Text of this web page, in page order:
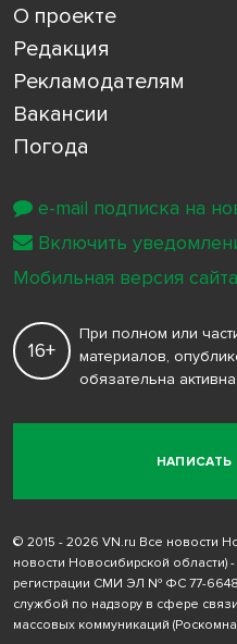
О проекте
Редакция
Рекламодателям
Вакансии
Погода
16+
При полном или
материалов,
обязательна
© 2015 - 2026 VN.ru Все новости
новости Новосибирской области)
регистрации СМИ ЭЛ № ФС 77-
службой по надзору в сфере
массовых коммуникаций
e-mail подписка на
Включить
Мобильная версия сайта